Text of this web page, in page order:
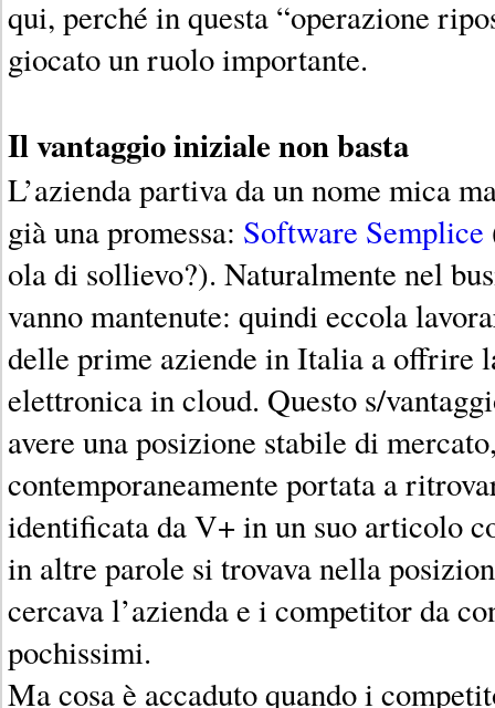
qui, perché in questa “operazione
giocato un ruolo importante.
Il vantaggio iniziale non basta
L’azienda partiva da un nome mica
già una promessa: Software Semplice
ola di sollievo?). Naturalmente nel
vanno mantenute: quindi eccola
delle prime aziende in Italia a offrire
elettronica in cloud. Questo s/
avere una posizione stabile di
contemporaneamente portata a
identificata da V+ in un suo articolo
in altre parole si trovava nella
cercava l’azienda e i competitor da
pochissimi.
Ma cosa è accaduto quando i